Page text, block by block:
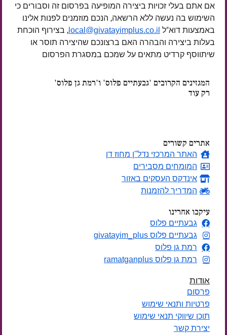
אם אתם בעלי זכויות ביצירה המופיעה בפרסום זה וסבורים כי
השימוש בה נעשה ללא הרשאה, הנכם מוזמנים לפנות אלינו
באמצעות דוא"ל local@givatayimplus.co.il , בצירוף הוכחת
בעלות ביצירה והבהרה האם ברצונכם שהיצירה תוסר או
שיתווסף קרדיט מתאים על שמכם במסגרת הפרסום
המגזינים הקרובים 'גבעתיים פלוס' ו'רמת גן פלוס'
רק עוד
אתרים קשורים
האתר המרכזי נדל"ן מחוז דן
המומחים מסבירים
אינדקס העסקים באזור
המדריך להזמנות
עיקבו אחרינו
גבעתיים פלוס
גבעתיים פלוס givatayim_plus
רמת גן פלוס
רמת גן פלוס ramatganplus
אודות
פרסום
פרטיות ותנאי שימוש
תוכן שיווקי תנאי שימוש
יצירת קשר